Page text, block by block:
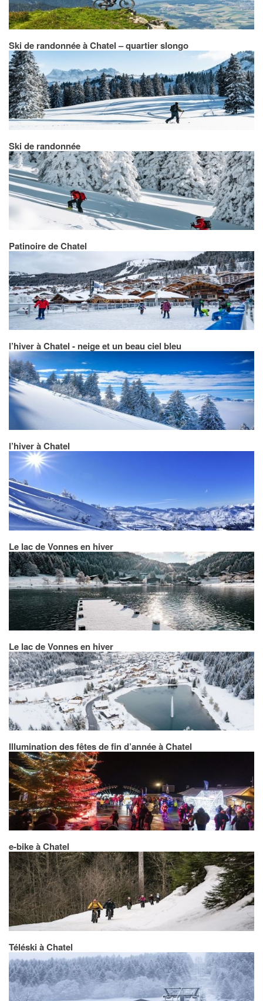
Ski de randonnée à Chatel – quartier slongo
Ski de randonnée
Patinoire de Chatel
l’hiver à Chatel - neige et un beau ciel bleu
l’hiver à Chatel
Le lac de Vonnes en hiver
Le lac de Vonnes en hiver
Illumination des fêtes de fin d’année à Chatel
e-bike à Chatel
Téléski à Chatel